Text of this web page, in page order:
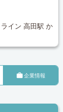
イン 高田駅 か
企業情報